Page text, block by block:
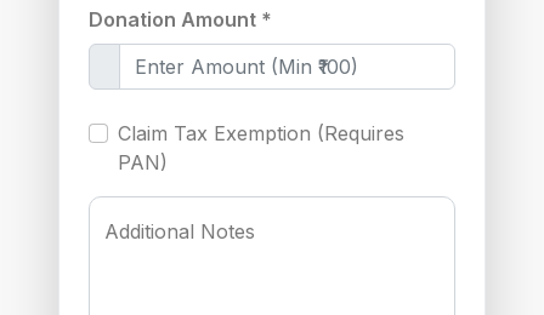
Donation Amount *
Claim Tax Exemption (Requires
PAN)
Additional Notes